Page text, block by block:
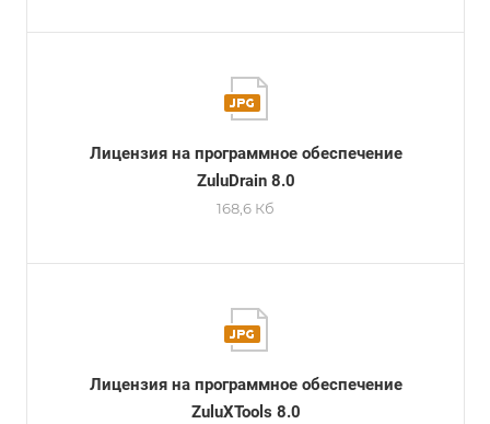
Лицензия на программное обеспечение
ZuluDrain 8.0
168,6 Кб
Лицензия на программное обеспечение
ZuluXTools 8.0